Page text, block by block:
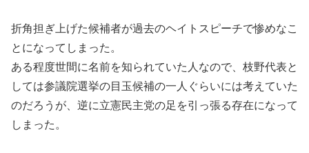
折角担ぎ上げた候補者が過去のヘイトスピーチで惨めなこ
とになってしまった。
ある程度世間に名前を知られていた人なので、枝野代表と
しては参議院選挙の目玉候補の一人ぐらいには考えていた
のだろうが、逆に立憲民主党の足を引っ張る存在になって
しまった。